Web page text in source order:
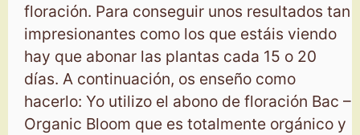
floración. Para conseguir unos resultados tan
impresionantes como los que estáis viendo
hay que abonar las plantas cada 15 o 20
días. A continuación, os enseño como
hacerlo: Yo utilizo el abono de floración Bac –
Organic Bloom que es totalmente orgánico y